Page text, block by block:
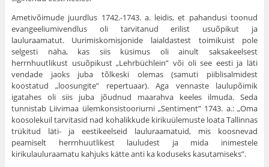
Ametivõimude juurdlus 1742.-1743. a. leidis, et pahan­dusi toonud
evangeeliumivendlus oli tarvitanud erilist usuõpikut ja
lauluraamatut. Uurimiskomisjonide laialdastest toimikuist pole
selgesti näha, kas siis küsimus oli ainult saksakeel­sest
herrnhuutlikust usuõpikust „Lehrbüchlein” või oli see eesti ja läti
vendade jaoks juba tõlkeski olemas (samuti piiblisalmi­dest
koostatud „loosungite” repertuaar). Aga vennaste laulupõimik
igatahes oli siis juba jõudnud maarahva keeles ilmuda. Seda
tunnistab Liivimaa ülemkonsistooriurni „Sentiment” 1743. a.: „Oma
koosolekuil tarvitasid nad kohalikkude kirikuülemuste loata Tallinnas
trükitud läti- ja eestikeelseid lauluraamatuid, mis koosnevad
peamiselt herrnhuutlikest lauludest ja mida ini­mestele
kirikulauluraamatu kahjuks kätte anti ka koduseks kasutamiseks”.